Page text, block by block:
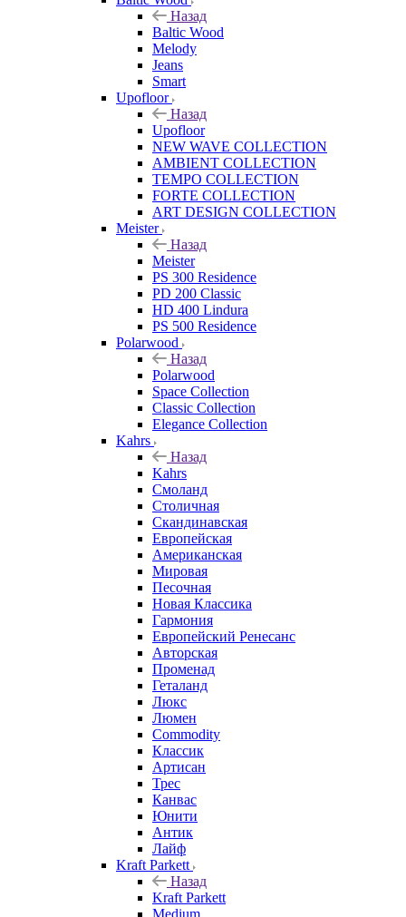
Назад
Baltic Wood
Melody
Jeans
Smart
Upofloor
Назад
Upofloor
NEW WAVE COLLECTION
AMBIENT COLLECTION
TEMPO COLLECTION
FORTE COLLECTION
ART DESIGN COLLECTION
Meister
Назад
Meister
PS 300 Residence
PD 200 Classic
HD 400 Lindura
PS 500 Residence
Polarwood
Назад
Polarwood
Space Collection
Classic Collection
Elegance Collection
Kahrs
Назад
Kahrs
Смоланд
Столичная
Скандинавская
Европейская
Американская
Мировая
Песочная
Новая Классика
Гармония
Европейский Ренесанс
Авторская
Променад
Геталанд
Люкс
Люмен
Commodity
Классик
Артисан
Трес
Канвас
Юнити
Антик
Лайф
Kraft Parkett
Назад
Kraft Parkett
Medium